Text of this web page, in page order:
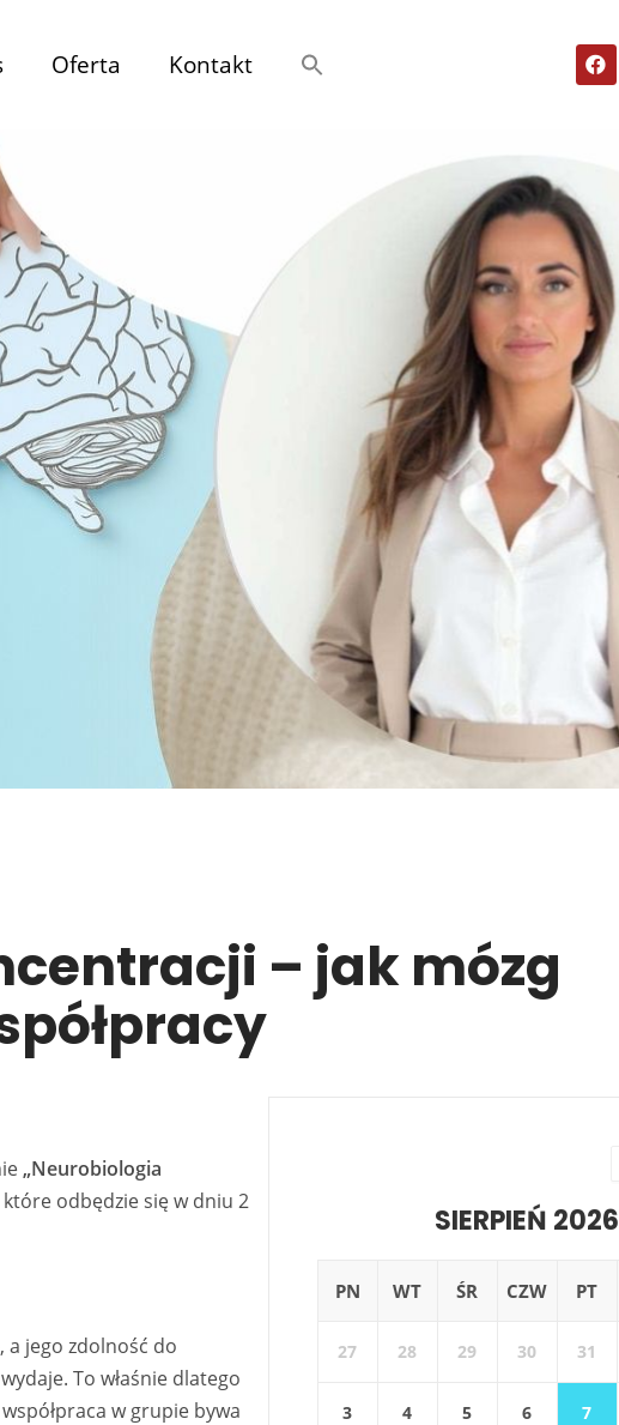
Oferta Kontakt
– jak mózg
„Neurobiologia
które odbędzie się w dniu 2
a jego zdolność do
To właśnie dlatego
w grupie bywa
SIERPIEŃ 2026
PN WT ŚR CZW PT
27 28 29 30 31
3 4 5 6 7